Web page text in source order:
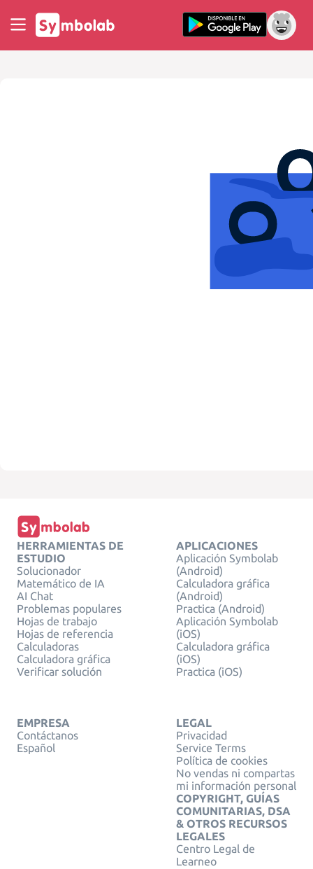
HERRAMIENTAS DE
ESTUDIO
Solucionador
Matemático de IA
AI Chat
Problemas populares
Hojas de trabajo
Hojas de referencia
Calculadoras
Calculadora gráfica
Verificar solución
APLICACIONES
Aplicación Symbolab
(Android)
Calculadora gráfica
(Android)
Practica (Android)
Aplicación Symbolab
(iOS)
Calculadora gráfica
(iOS)
Practica (iOS)
EMPRESA
Contáctanos
Español
LEGAL
Privacidad
Service Terms
Política de cookies
No vendas ni compartas
mi información personal
COPYRIGHT, GUÍAS
COMUNITARIAS, DSA
& OTROS RECURSOS
LEGALES
Centro Legal de
Learneo